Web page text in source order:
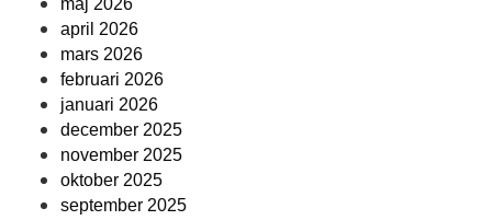
maj 2026
april 2026
mars 2026
februari 2026
januari 2026
december 2025
november 2025
oktober 2025
september 2025